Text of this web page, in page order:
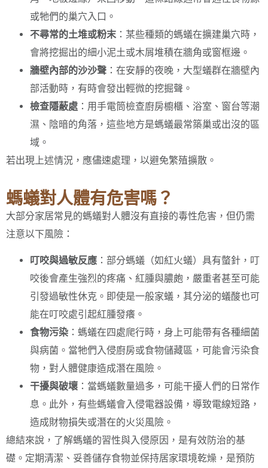
或牠們的巢穴入口。
不尋常的土堆或粉末 ：某些種類的螞蟻在擴建巢穴時，
會將挖掘出的細小泥土或木屑堆積在牆角或窗框邊。
牆壁內部的沙沙聲 ：在安靜的夜晚，大型蟻群在牆壁內
部活動時，有時會發出輕微的挖掘聲。
檢查隱蔽處 ：用手電筒檢查廚房櫥櫃、浴室、窗台等潮
濕、陰暗的角落，這些地方是螞蟻最常築巢或出沒的區
域。
若出現上述情況，應儘速處理，以避免繁殖擴散。
螞蟻對人體有危害嗎？
大部分家居常見的螞蟻對人體沒有直接的毒性危害，但仍需
注意以下風險：
叮咬與過敏反應 ：部分螞蟻（如紅火蟻）具有螫針，叮
咬後會產生強烈的疼痛、紅腫與膿皰，嚴重者甚至可能
引發過敏性休克。即使是一般家蟻，其分泌的蟻酸也可
能在叮咬處引起紅腫發癢。
食物污染 ：螞蟻在四處爬行時，身上可能帶有各種細菌
與病菌。當牠們入侵廚房或食物儲藏區，可能會污染食
物，對人體健康造成潛在風險。
干擾與破壞 ：當螞蟻數量過多，可能干擾人們的日常作
息。此外，有些螞蟻會入侵電器設備，導致電線短路，
造成財物損失或潛在的火災風險。
總結來說，了解螞蟻的習性與入侵原因，是有效防治的基
礎。定期清潔、妥善儲存食物並保持居家環境乾燥，是預防